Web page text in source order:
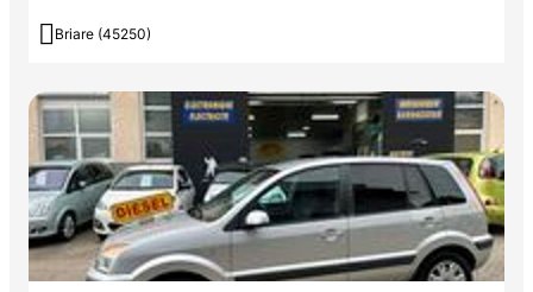
 Briare (45250)